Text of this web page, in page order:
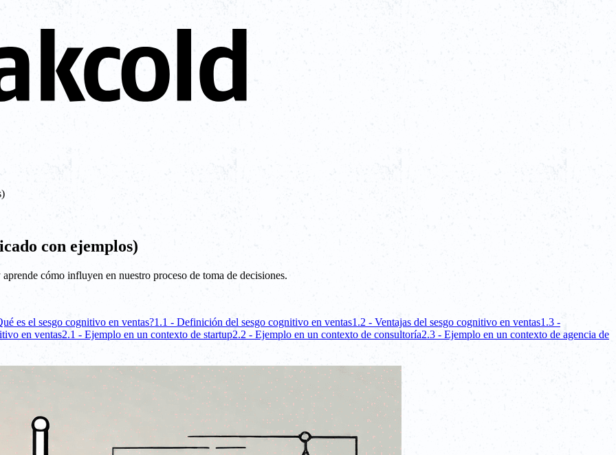
con ejemplos)
cómo influyen en nuestro proceso de toma de decisiones.
es el sesgo cognitivo en ventas?1.1 - Definición del sesgo cognitivo en ventas1.2 - Ventajas del sesgo cognitivo en ventas1.3 -
en ventas2.1 - Ejemplo en un contexto de startup2.2 - Ejemplo en un contexto de consultoría2.3 - Ejemplo en un contexto de agencia de